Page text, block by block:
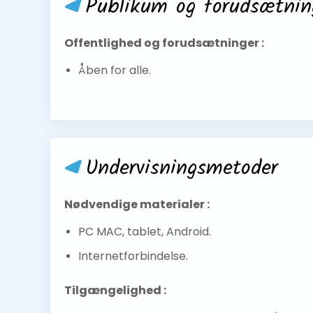
Publikum og
Offentlighed og forudsætninger :
Åben for alle.
Undervisningsmetoder
Nødvendige materialer :
PC MAC, tablet, Android.
Internetforbindelse.
Tilgængelighed :